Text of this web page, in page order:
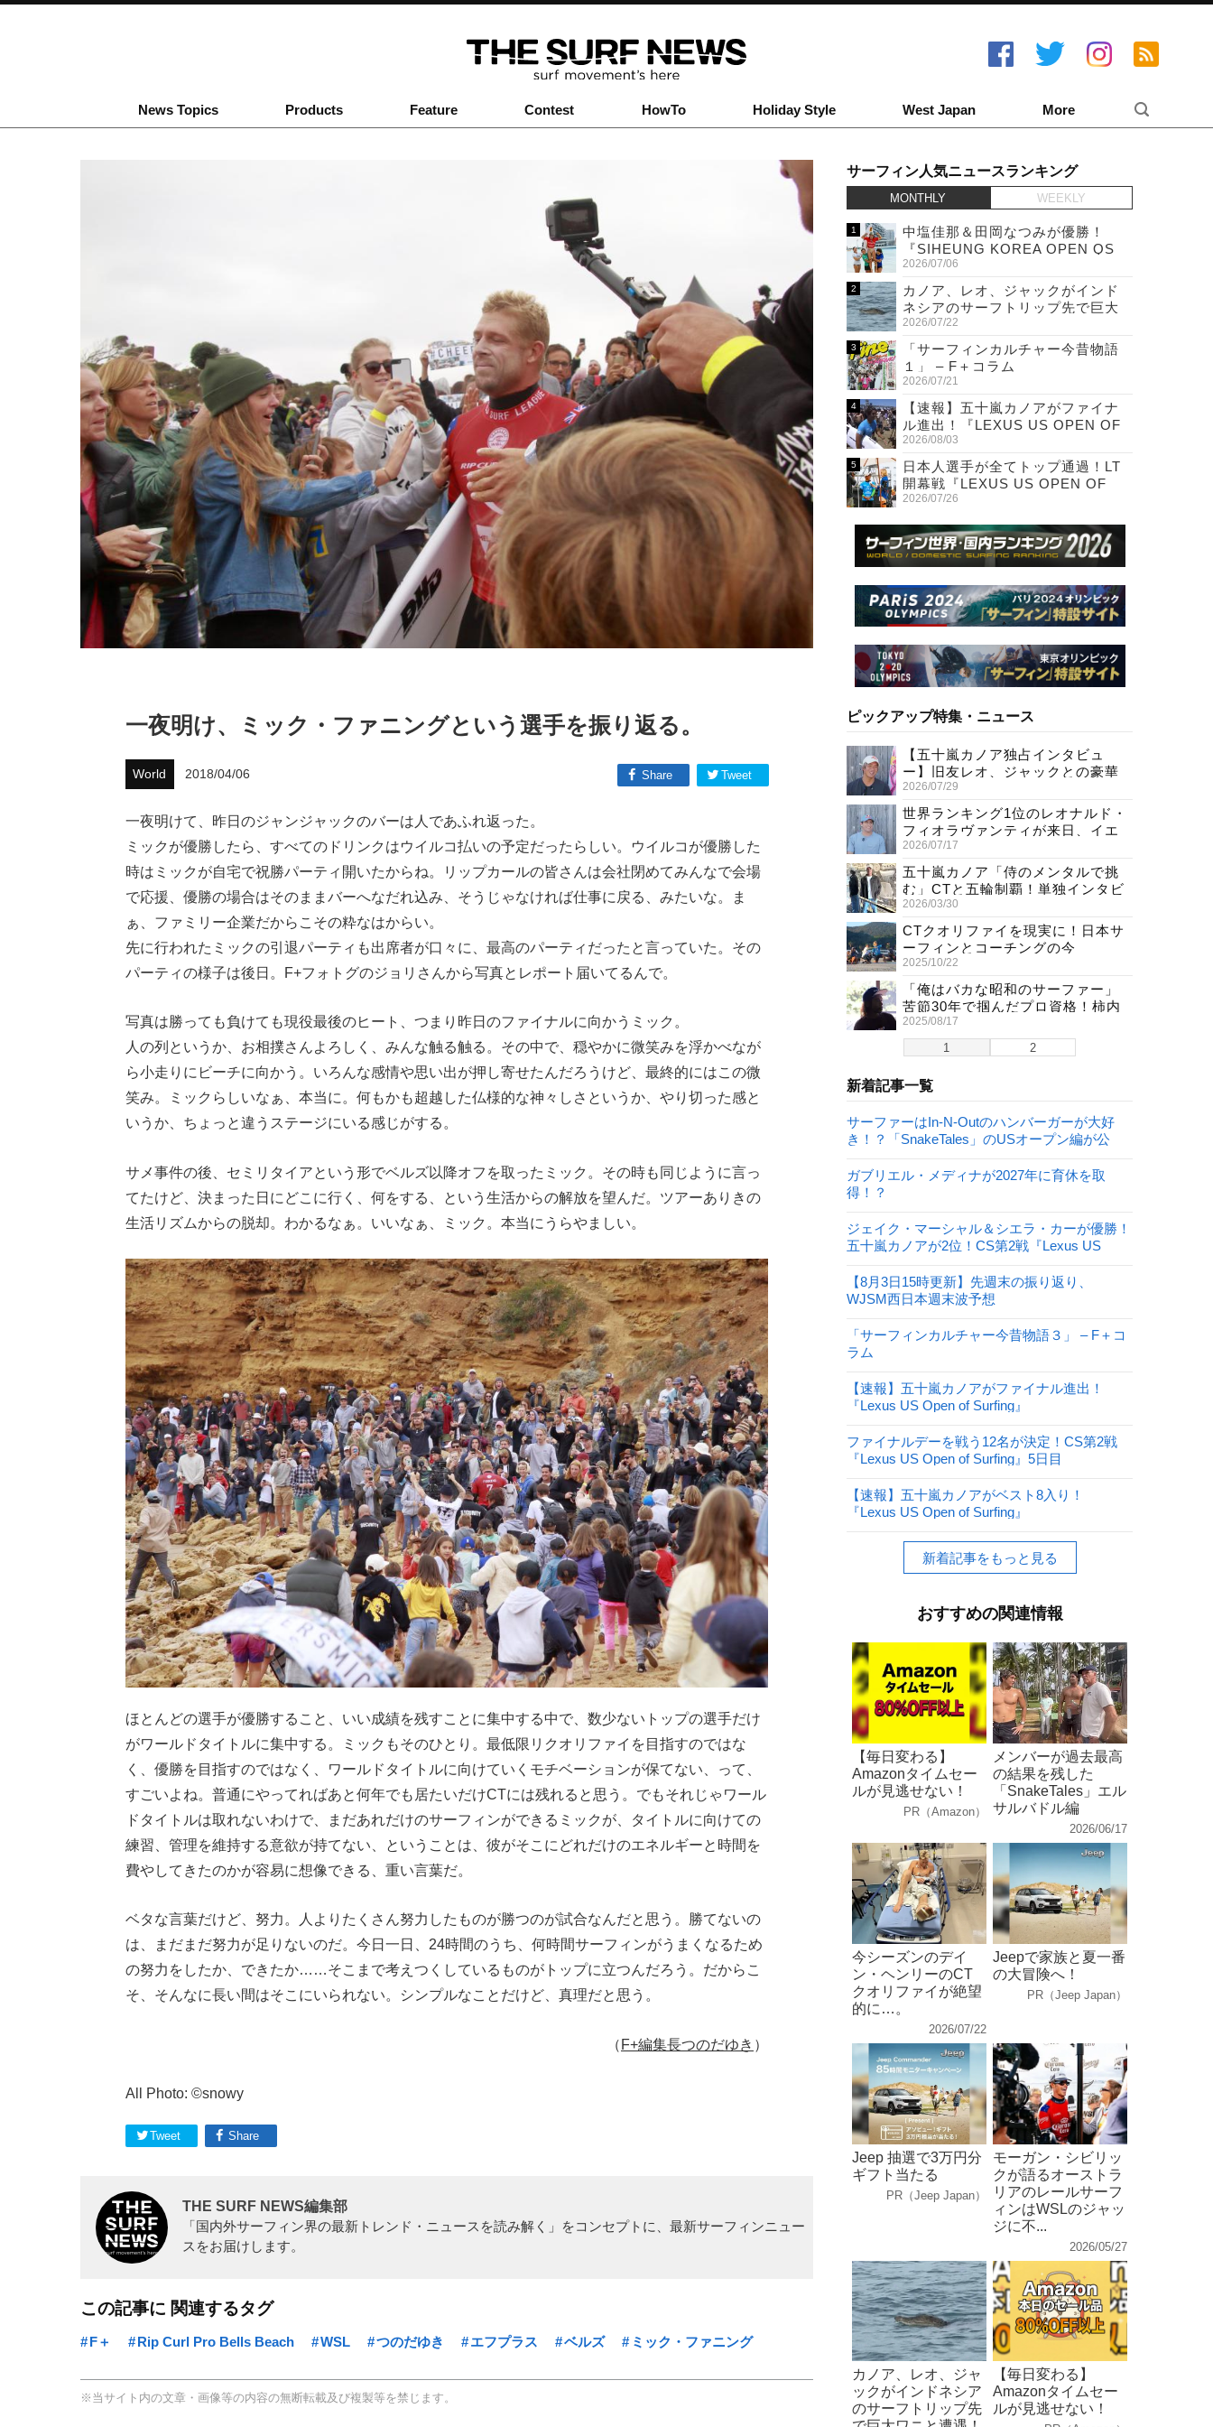
News Topics Products Feature Contest HowTo Holiday Style West Japan More
一夜明け、ミック・ファニングという選手を振り返る。
World 2018/04/06 Tweet
Share
一夜明けて、昨日のジャンジャックのバーは人であふれ返った。
ミックが優勝したら、すべてのドリンクはウイルコ払いの予定だったらしい。ウイルコが優勝した
時はミックが自宅で祝勝パーティ開いたからね。リップカールの皆さんは会社閉めてみんなで会場
で応援、優勝の場合はそのままバーへなだれ込み、そうじゃなければ仕事に戻る、みたいな。ま
ぁ、ファミリー企業だからこその粋なはからい。
先に行われたミックの引退パーティも出席者が口々に、最高のパーティだったと言っていた。その
パーティの様子は後日。F+フォトグのジョリさんから写真とレポート届いてるんで。
写真は勝っても負けても現役最後のヒート、つまり昨日のファイナルに向かうミック。
人の列というか、お相撲さんよろしく、みんな触る触る。その中で、穏やかに微笑みを浮かべなが
ら小走りにビーチに向かう。いろんな感情や思い出が押し寄せたんだろうけど、最終的にはこの微
笑み。ミックらしいなぁ、本当に。何もかも超越した仏様的な神々しさというか、やり切った感と
いうか、ちょっと違うステージにいる感じがする。
サメ事件の後、セミリタイアという形でベルズ以降オフを取ったミック。その時も同じように言っ
てたけど、決まった日にどこに行く、何をする、という生活からの解放を望んだ。ツアーありきの
生活リズムからの脱却。わかるなぁ。いいなぁ、ミック。本当にうらやましい。
ほとんどの選手が優勝すること、いい成績を残すことに集中する中で、数少ないトップの選手だけ
がワールドタイトルに集中する。ミックもそのひとり。最低限リクオリファイを目指すのではな
く、優勝を目指すのではなく、ワールドタイトルに向けていくモチベーションが保てない、って、
すごいよね。普通にやってればあと何年でも居たいだけCTには残れると思う。でもそれじゃワール
ドタイトルは取れないわけで、まだあれだけのサーフィンができるミックが、タイトルに向けての
練習、管理を維持する意欲が持てない、ということは、彼がそこにどれだけのエネルギーと時間を
費やしてきたのかが容易に想像できる、重い言葉だ。
ベタな言葉だけど、努力。人よりたくさん努力したものが勝つのが試合なんだと思う。勝てないの
は、まだまだ努力が足りないのだ。今日一日、24時間のうち、何時間サーフィンがうまくなるため
の努力をしたか、できたか……そこまで考えつくしているものがトップに立つんだろう。だからこ
そ、そんなに長い間はそこにいられない。シンプルなことだけど、真理だと思う。
（F+編集長つのだゆき ）
All Photo: ©snowy
Tweet Share
THE SURF NEWS編集部
「国内外サーフィン界の最新トレンド・ニュースを読み解く」をコンセプトに、最新サーフィンニュー
スをお届けします。
この記事に 関連するタグ
F＋ Rip Curl Pro Bells Beach WSL つのだゆき エフプラス ベルズ ミック・ファニング
※当サイト内の文章・画像等の内容の無断転載及び複製等を禁じます。
サーフィン人気ニュースランキング
MONTHLY WEEKLY
中塩佳那＆田岡なつみが優勝！
『SIHEUNG KOREA OPEN QS
6,000 & LQS』
2026/07/06
カノア、レオ、ジャックがインド
ネシアのサーフトリップ先で巨大
ワニと遭遇！
2026/07/22
「サーフィンカルチャー今昔物語
１」 – F＋コラム
2026/07/21
【速報】五十嵐カノアがファイナ
ル進出！『LEXUS US OPEN OF
SURFING』
2026/08/03
日本人選手が全てトップ通過！LT
開幕戦『LEXUS US OPEN OF
SURFING』初日
2026/07/26
ピックアップ特集・ニュース
1 2
【五十嵐カノア独占インタビュ
ー】旧友レオ、ジャックとの豪華
プライベートセッション
2026/07/29
世界ランキング1位のレオナルド・
フィオラヴァンティが来日、イエ
ロージャージ獲得直後の独占イン
タビュー
2026/07/17
五十嵐カノア「侍のメンタルで挑
む」CTと五輪制覇！単独インタビ
ューで熱弁
2026/03/30
CTクオリファイを現実に！日本サ
ーフィンとコーチングの今
2025/10/22
「俺はバカな昭和のサーファー」
苦節30年で掴んだプロ資格！柿内
聖文(54)の生き様
2025/08/17
新着記事一覧
サーファーはIn-N-Outのハンバーガーが大好
き！？「SnakeTales」のUSオープン編が公
ガブリエル・メディナが2027年に育休を取
得！？
ジェイク・マーシャル＆シエラ・カーが優勝！
五十嵐カノアが2位！CS第2戦『Lexus US
【8月3日15時更新】先週末の振り返り、
WJSM西日本週末波予想
「サーフィンカルチャー今昔物語３」 – F＋コ
ラム
【速報】五十嵐カノアがファイナル進出！
『Lexus US Open of Surfing』
ファイナルデーを戦う12名が決定！CS第2戦
『Lexus US Open of Surfing』5日目
【速報】五十嵐カノアがベスト8入り！
『Lexus US Open of Surfing』
新着記事をもっと見る
おすすめの関連情報
【毎日変わる】
Amazonタイムセー
ルが見逃せない！
PR（Amazon）
メンバーが過去最高
の結果を残した
「SnakeTales」エル
サルバドル編
2026/06/17
今シーズンのデイ
ン・ヘンリーのCT
クオリファイが絶望
的に…。
2026/07/22
Jeepで家族と夏一番
の大冒険へ！
PR（Jeep Japan）
Jeep 抽選で3万円分
ギフト当たる
PR（Jeep Japan）
モーガン・シビリッ
クが語るオーストラ
リアのレールサーフ
ィンはWSLのジャッ
ジに不...
2026/05/27
カノア、レオ、ジャ
ックがインドネシア
のサーフトリップ先
【毎日変わる】
Amazonタイムセー
ルが見逃せない！